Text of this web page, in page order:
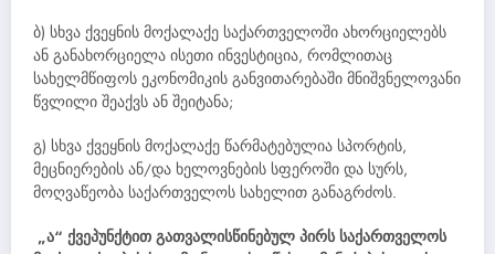
ბ) სხვა ქვეყნის მოქალაქე საქართველოში ახორციელებს
ან განახორციელა ისეთი ინვესტიცია, რომლითაც
სახელმწიფოს ეკონომიკის განვითარებაში მნიშვნელოვანი
წვლილი შეაქვს ან შეიტანა;
გ) სხვა ქვეყნის მოქალაქე წარმატებულია სპორტის,
მეცნიერების ან/და ხელოვნების სფეროში და სურს,
მოღვაწეობა საქართველოს სახელით განაგრძოს.
„ა“ ქვეპუნქტით გათვალისწინებულ პირს საქართველოს